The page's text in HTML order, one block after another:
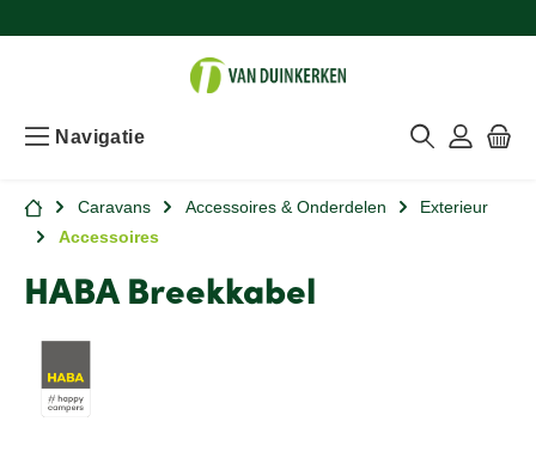
Navigatie
Caravans Accessoires & Onderdelen
Exterieur
Accessoires
HABA Breekkabel